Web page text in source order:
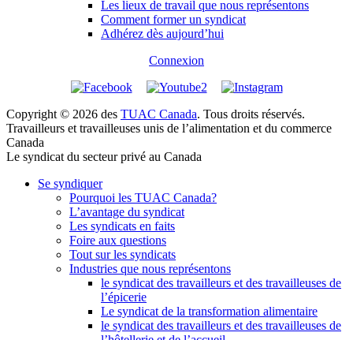
Les lieux de travail que nous représentons
Comment former un syndicat
Adhérez dès aujourd’hui
Connexion
Copyright © 2026 des TUAC Canada. Tous droits réservés.
Travailleurs et travailleuses unis de l’alimentation et du commerce
Canada
Le syndicat du secteur privé au Canada
Se syndiquer
Pourquoi les TUAC Canada?
L’avantage du syndicat
Les syndicats en faits
Foire aux questions
Tout sur les syndicats
Industries que nous représentons
le syndicat des travailleurs et des travailleuses de
l’épicerie
Le syndicat de la transformation alimentaire
le syndicat des travailleurs et des travailleuses de